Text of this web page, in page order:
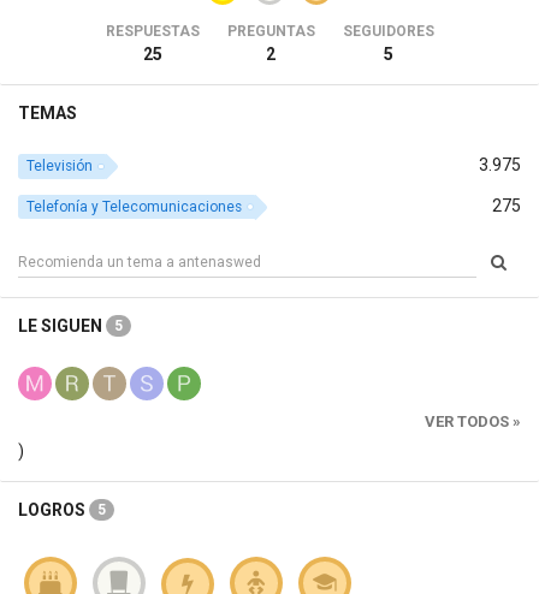
RESPUESTAS
25
PREGUNTAS
2
SEGUIDORES
5
TEMAS
3.975
Televisión
275
Telefonía y Telecomunicaciones
LE SIGUEN 5
VER TODOS »
)
LOGROS 5